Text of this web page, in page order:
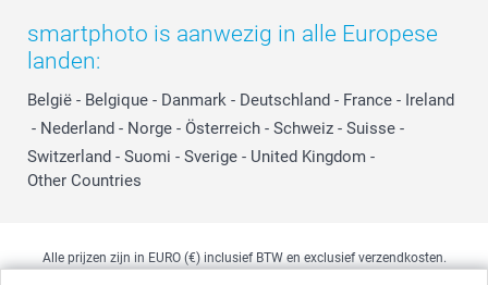
smartphoto is aanwezig in alle Europese
landen:
België - Belgique - Danmark - Deutschland - France - Ireland
- Nederland - Norge - Österreich - Schweiz - Suisse -
Switzerland - Suomi - Sverige - United Kingdom -
Other Countries
Alle prijzen zijn in EURO (€) inclusief BTW en exclusief verzendkosten.